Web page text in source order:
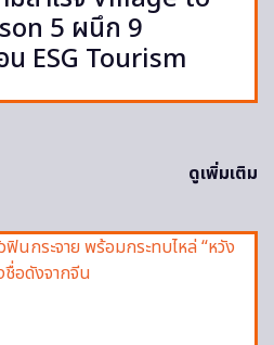
5 ผนึก 9
ESG Tourism
ดูเพิ่มเติม